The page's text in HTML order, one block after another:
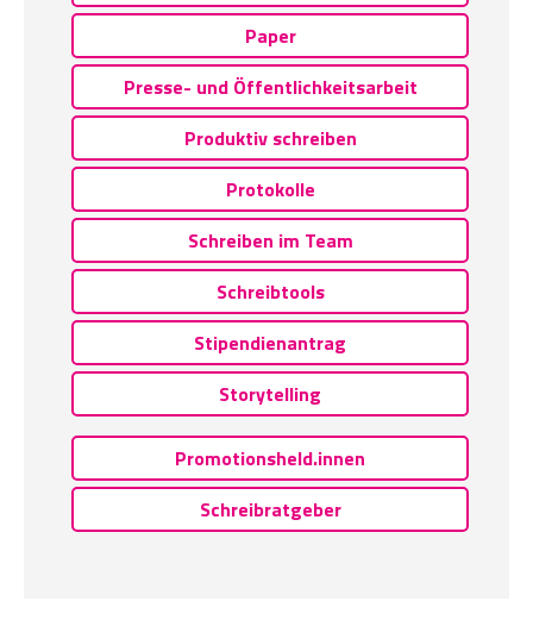
Paper
Presse- und Öffentlichkeitsarbeit
Produktiv schreiben
Protokolle
Schreiben im Team
Schreibtools
Stipendienantrag
Storytelling
Promotionsheld.innen
Schreibratgeber